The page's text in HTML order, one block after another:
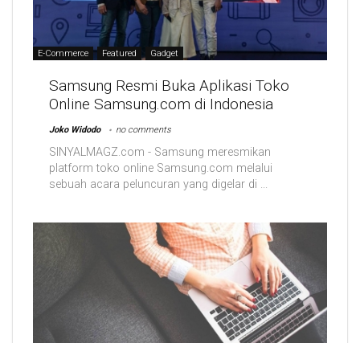
E-Commerce Featured Gadget
Samsung Resmi Buka Aplikasi Toko
Online Samsung.com di Indonesia
Joko Widodo no comments
SINYALMAGZ.com - Samsung meresmikan
platform toko online Samsung.com melalui
sebuah acara peluncuran yang digelar di ...